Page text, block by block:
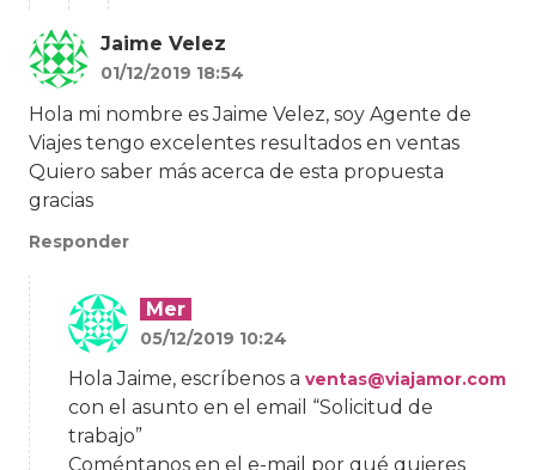
Jaime Velez
01/12/2019 18:54
Hola mi nombre es Jaime Velez, soy Agente de
Viajes tengo excelentes resultados en ventas
Quiero saber más acerca de esta propuesta
gracias
Responder
Mer
05/12/2019 10:24
Hola Jaime, escríbenos a ventas@viajamor.com
con el asunto en el email “Solicitud de
trabajo”
Coméntanos en el e-mail por qué quieres